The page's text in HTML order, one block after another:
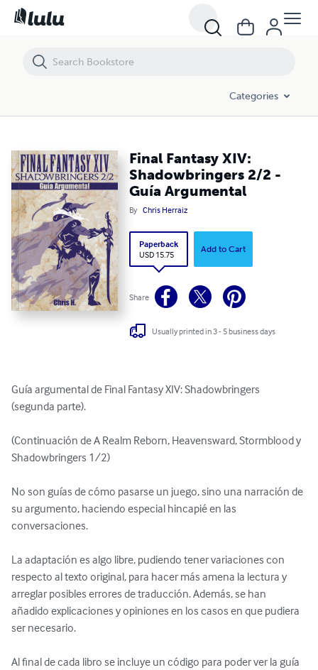
Categories
Final Fantasy XIV:
Shadowbringers 2/2 -
Guía Argumental
By Chris Herraiz
Paperback
USD 15.75
Add to Cart
Share
Usually printed in 3 - 5 business days
Guía argumental de Final Fantasy XIV: Shadowbringers
(segunda parte).
(Continuación de A Realm Reborn, Heavensward, Stormblood y
Shadowbringers 1/2)
No son guías de cómo pasarse un juego, sino una narración de
su argumento, haciendo especial hincapié en las
conversaciones.
La adaptación es algo libre, pudiendo tener variaciones con
respecto al texto original, para hacer más amena la lectura y
arreglar posibles errores de traducción. Además, se han
añadido explicaciones y opiniones en los casos en que pudiera
ser necesario.
Al final de cada libro se incluye un código para poder ver la guía
Final Fantasy XIV: Shadowbringers 2/2 - Guía Argumental